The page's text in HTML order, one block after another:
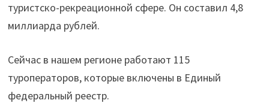
туристско-рекреационной сфере. Он составил 4,8
миллиарда рублей.
Сейчас в нашем регионе работают 115
туроператоров, которые включены в Единый
федеральный реестр.